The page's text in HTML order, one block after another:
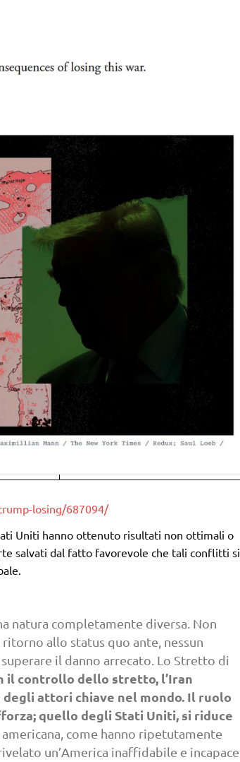
losing/687094/
Uniti hanno ottenuto risultati non ottimali o
salvati dal fatto favorevole che tali conflitti si
natura completamente diversa. Non
allo status quo ante, nessun
il danno arrecato. Lo Stretto di
il controllo dello stretto, l’Iran
attori chiave nel mondo. Il ruolo
quello degli Stati Uniti, si riduce
come hanno ripetutamente
un’America inaffidabile e incapace